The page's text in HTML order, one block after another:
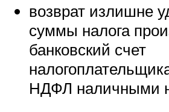
возврат излишне
суммы налога
банковский счет
НДФЛ наличными